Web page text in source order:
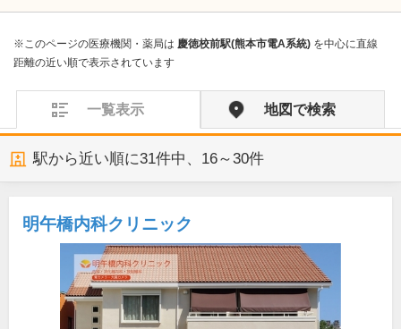
※このページの医療機関・薬局は 慶徳校前駅(熊本市電A系統) を中心に直線
距離の近い順で表示されています
一覧表示 地図で検索
駅から近い順に31件中、 16～30件
明午橋内科クリニック